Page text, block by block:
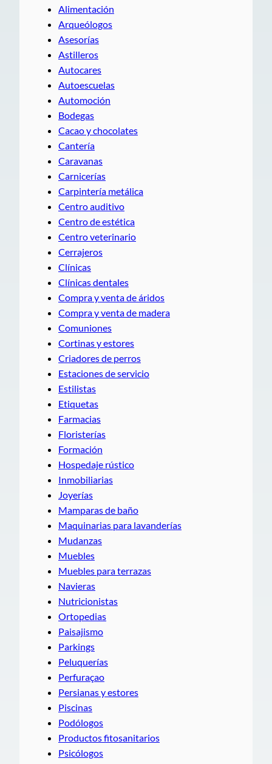
Alimentación
Arqueólogos
Asesorías
Astilleros
Autocares
Autoescuelas
Automoción
Bodegas
Cacao y chocolates
Cantería
Caravanas
Carnicerías
Carpintería metálica
Centro auditivo
Centro de estética
Centro veterinario
Cerrajeros
Clínicas
Clínicas dentales
Compra y venta de áridos
Compra y venta de madera
Comuniones
Cortinas y estores
Criadores de perros
Estaciones de servicio
Estilistas
Etiquetas
Farmacias
Floristerías
Formación
Hospedaje rústico
Inmobiliarias
Joyerías
Mamparas de baño
Maquinarias para lavanderías
Mudanzas
Muebles
Muebles para terrazas
Navieras
Nutricionistas
Ortopedias
Paisajismo
Parkings
Peluquerías
Perfuraçao
Persianas y estores
Piscinas
Podólogos
Productos fitosanitarios
Psicólogos